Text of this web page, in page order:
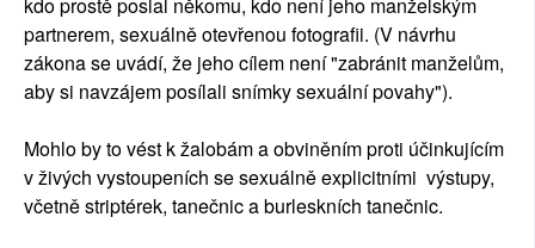
kdo prostě poslal někomu, kdo není jeho manželským
partnerem, sexuálně otevřenou fotografii. (V návrhu
zákona se uvádí, že jeho cílem není "zabránit manželům,
aby si navzájem posílali snímky sexuální povahy").
Mohlo by to vést k žalobám a obviněním proti účinkujícím
v živých vystoupeních se sexuálně explicitními výstupy,
včetně striptérek, tanečnic a burleskních tanečnic.